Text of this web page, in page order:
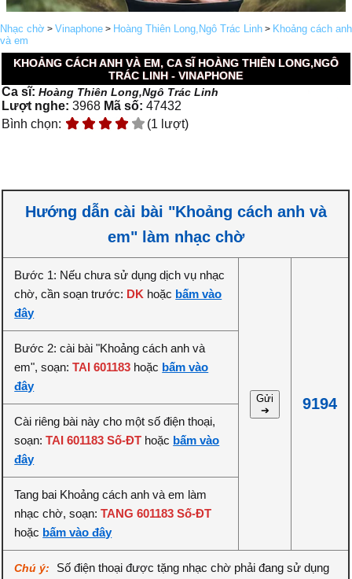
Nhạc chờ > Vinaphone > Hoàng Thiên Long,Ngô Trác Linh > Khoảng cách anh
và em
KHOẢNG CÁCH ANH VÀ EM, CA SĨ HOÀNG THIÊN LONG,NGÔ
TRÁC LINH - VINAPHONE
Ca sĩ:Hoàng Thiên Long,Ngô Trác Linh
Lượt nghe: 3968 Mã số: 47432
Bình chọn:
(1 lượt)
Hướng dẫn cài bài "Khoảng cách anh và
em" làm nhạc chờ
Bước 1: Nếu chưa sử dụng dịch vụ nhạc
chờ, cần soạn trước: DK hoặc bấm vào
đây
Gửi
➔
9194
Bước 2: cài bài "Khoảng cách anh và
em", soạn:TAI 601183 hoặc bấm vào
đây
Cài riêng bài này cho một số điện thoại,
soạn:TAI 601183 Số-ĐT hoặc bấm vào
đây
Tang bai Khoảng cách anh và em làm
nhạc chờ, soạn:TANG 601183 Số-ĐT
hoặc bấm vào đây
Chú ý:
Số điện thoại được tặng nhạc chờ phải đang sử dụng